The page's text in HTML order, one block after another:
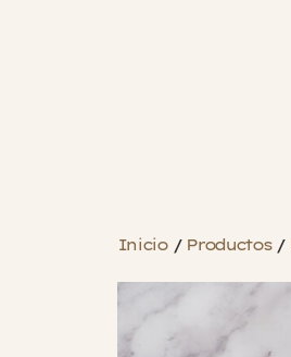
Inicio / Productos /